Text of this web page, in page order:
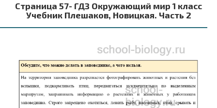
Страница 57- ГДЗ Окружающий мир 1 класс
Учебник Плешаков, Новицкая. Часть 2